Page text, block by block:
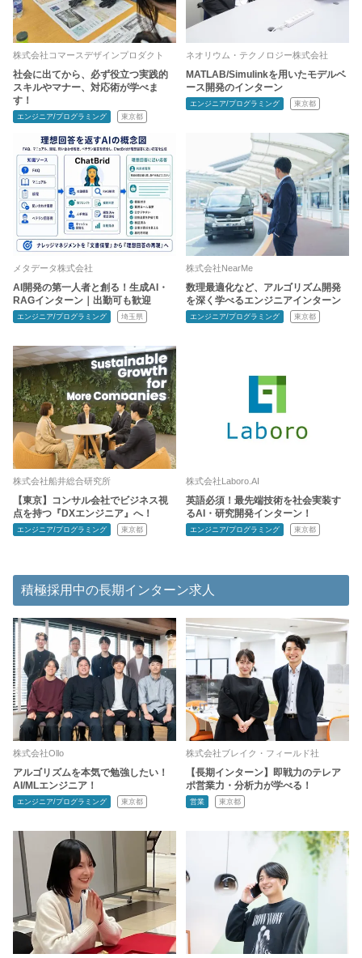
株式会社コマースデザインプロダクト
社会に出てから、必ず役立つ実践的
スキルやマナー、対応術が学べま
す！
エンジニア/プログラミング 東京都
ネオリウム・テクノロジー株式会社
MATLAB/Simulinkを用いたモデルベ
ース開発のインターン
エンジニア/プログラミング 東京都
メタデータ株式会社
AI開発の第一人者と創る！生成AI・
RAGインターン｜出勤可も歓迎
エンジニア/プログラミング 埼玉県
株式会社NearMe
数理最適化など、アルゴリズム開発
を深く学べるエンジニアインターン
エンジニア/プログラミング 東京都
株式会社船井総合研究所
【東京】コンサル会社でビジネス視
点を持つ『DXエンジニア』へ！
エンジニア/プログラミング 東京都
株式会社Laboro.AI
英語必須！最先端技術を社会実装す
るAI・研究開発インターン！
エンジニア/プログラミング 東京都
積極採用中の長期インターン求人
株式会社Ollo
アルゴリズムを本気で勉強したい！
AI/MLエンジニア！
エンジニア/プログラミング 東京都
株式会社ブレイク・フィールド社
【長期インターン】即戦力のテレア
ポ営業力・分析力が学べる！
営業 東京都